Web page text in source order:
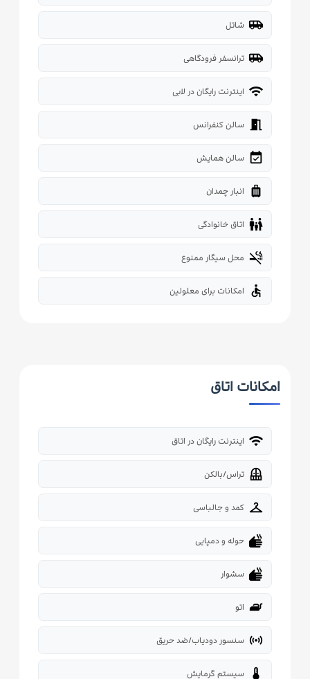
airport_shuttle شاتل
airport_shuttle ترانسفر فرودگاهی
wifi اینترنت رایگان در لابی
meeting_room سالن کنفرانس
event_available سالن همایش
luggage انبار چمدان
family_restroom اتاق خانوادگی
smoke_free محل سیگار ممنوع
accessible امکانات برای معلولین
امکانات اتاق
wifi اینترنت رایگان در اتاق
balcony تراس/بالکن
checkroom کمد و جالباسی
dry حوله و دمپایی
dry سشوار
iron اتو
sensors سنسور دودیاب/ضد حریق
thermostat سیستم گرمایش